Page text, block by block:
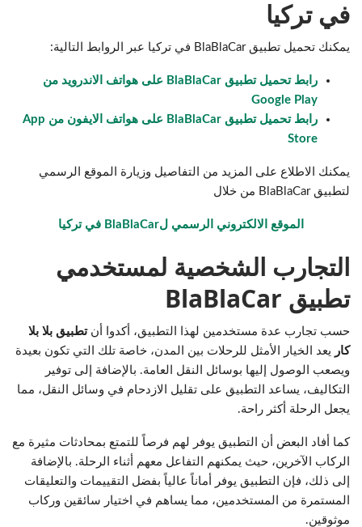
في تركيا
يمكنك تحميل تطبيق BlaBlaCar في تركيا عبر الروابط التالية:
رابط تحميل تطبيق BlaBlaCar على هواتف الاندرويد من
Google Play
رابط تحميل تطبيق BlaBlaCar على هواتف الايفون من App
Store
يمكنك الاطلاع على المزيد من التفاصيل وزيارة الموقع الرسمي
لتطبيق BlaBlaCar من خلال
الموقع الالكتروني الرسمي لBlaBlaCar في تركيا
التجارب الشخصية لمستخدمي
تطبيق BlaBlaCar
حسب تجارب عدة مستخدمين لهذا التطبيق، أكدوا أن تطبيق بلا بلا
كار يعد الخيار الأمثل للرحلات بين المدن، خاصة تلك التي تكون بعيدة
ويصعب الوصول إليها بوسائل النقل العامة. بالإضافة إلى توفير
التكاليف، يساعد التطبيق على تقليل الازدحام في وسائل النقل، مما
يجعل الرحلة أكثر راحة.
كما أفاد البعض أن التطبيق يوفر لهم فرصاً للتمتع بمحادثات مثيرة مع
الركاب الآخرين، حيث يمكنهم التفاعل معهم أثناء الرحلة. بالإضافة
إلى ذلك، فإن التطبيق يوفر أماناً عالياً بفضل التقييمات والتعليقات
المستمرة من المستخدمين، مما يساهم في اختيار سائقين وركاب
موثوقين.